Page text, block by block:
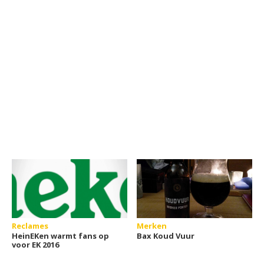
Reclames
HeinEKen warmt fans op
voor EK 2016
Merken
Bax Koud Vuur